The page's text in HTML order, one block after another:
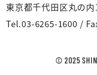
東京都千代田区丸の
Tel.03-6265-1600 /
© 2025